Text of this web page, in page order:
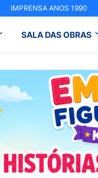
IMPRENSA ANOS 1990
SALA DAS OBRAS